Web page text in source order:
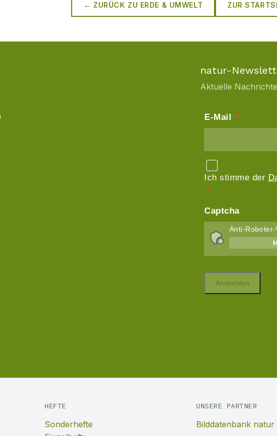
← ZURÜCK ZU ERDE & UMWELT ZUR
natur-
Aktuelle
HEFTE
Sonderhefte
UNSERE PARTNER
Bilddatenbank natur